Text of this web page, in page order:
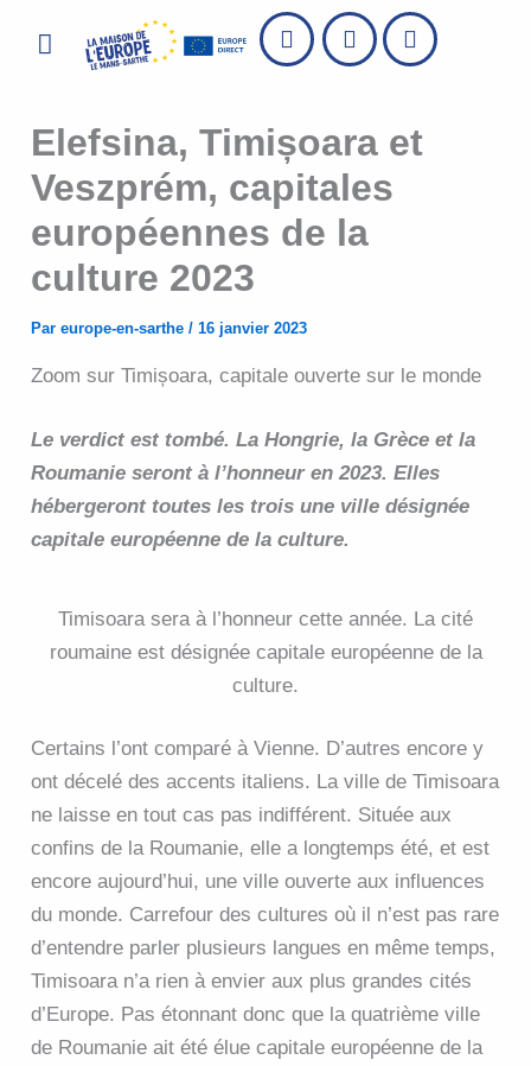
Menu
Elefsina, Timișoara et
Veszprém, capitales
européennes de la
culture 2023
Pareurope-en-sarthe/16 janvier 2023
Zoom sur Timișoara, capitale ouverte sur le monde
Le verdict est tombé. La Hongrie, la Grèce et la
Roumanie seront à l’honneur en 2023. Elles
hébergeront toutes les trois une ville désignée
capitale européenne de la culture.
Timisoara sera à l’honneur cette année. La cité
roumaine est désignée capitale européenne de la
culture.
Certains l’ont comparé à Vienne. D’autres encore y
ont décelé des accents italiens. La ville de Timisoara
ne laisse en tout cas pas indifférent. Située aux
confins de la Roumanie, elle a longtemps été, et est
encore aujourd’hui, une ville ouverte aux influences
du monde. Carrefour des cultures où il n’est pas rare
d’entendre parler plusieurs langues en même temps,
Timisoara n’a rien à envier aux plus grandes cités
d’Europe. Pas étonnant donc que la quatrième ville
de Roumanie ait été élue capitale européenne de la